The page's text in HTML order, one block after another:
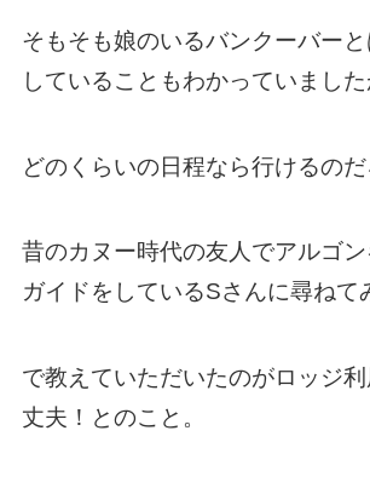
そもそも娘のいるバンクーバー
していることもわかっていました
どのくらいの日程なら行けるのだ
昔のカヌー時代の友人でアルゴ
ガイドをしているSさんに尋ねて
で教えていただいたのがロッジ
丈夫！とのこと。